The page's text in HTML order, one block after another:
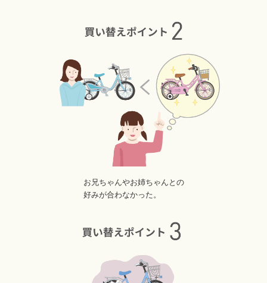
お兄ちゃんやお姉ちゃんとの
好みが合わなかった。